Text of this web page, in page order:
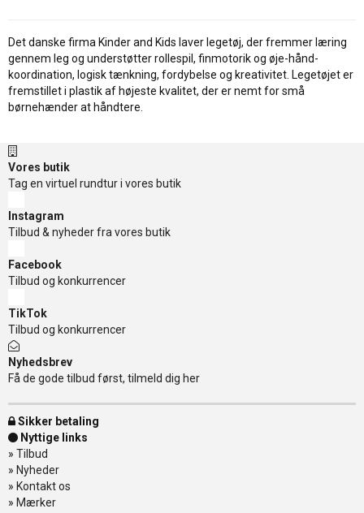
Det danske firma Kinder and Kids laver legetøj, der fremmer læring
gennem leg og understøtter rollespil, finmotorik og øje-hånd-
koordination, logisk tænkning, fordybelse og kreativitet. Legetøjet er
fremstillet i plastik af højeste kvalitet, der er nemt for små
børnehænder at håndtere.
Vores butik
Tag en virtuel rundtur i vores butik
Instagram
Tilbud & nyheder fra vores butik
Facebook
Tilbud og konkurrencer
TikTok
Tilbud og konkurrencer
Nyhedsbrev
Få de gode tilbud først, tilmeld dig her
Sikker betaling
Nyttige links
» Tilbud
» Nyheder
» Kontakt os
» Mærker